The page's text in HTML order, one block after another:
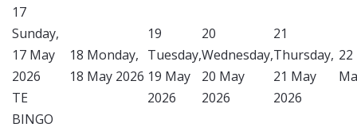
17
Sunday,
17 May
2026
TE
BINGO
18 Monday,
18 May 2026
19
Tuesday,
19 May
2026
20
Wednesday,
20 May
2026
21
Thursday,
21 May
2026
22